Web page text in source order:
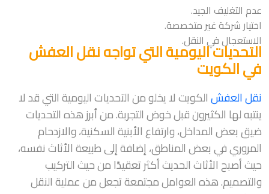
عدم التغليف الجيد.
اختيار شركة غير متخصصة.
الاستعجال في النقل.
التحديات اليومية التي تواجه نقل العفش
في الكويت
نقل العفشالكويت لا يخلو من التحديات اليومية التي قد لا
ينتبه لها الكثيرون قبل خوض التجربة. من أبرز هذه التحديات
ضيق بعض المداخل، وارتفاع الأبنية السكنية، والازدحام
المروري في بعض المناطق، إضافة إلى طبيعة الأثاث نفسه،
حيث أصبح الأثاث الحديث أكثر تعقيدًا من حيث التركيب
والتصميم. هذه العوامل مجتمعة تجعل من عملية النقل